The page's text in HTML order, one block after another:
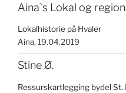
Aina`s Lokal og
Lokalhistorie på Hvaler
Aina 19.04.2019
Stine Ø.
Ressurskartlegging bydel St.